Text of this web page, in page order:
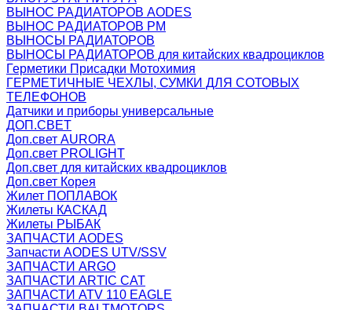
ВЫНОС РАДИАТОРОВ AODES
ВЫНОС РАДИАТОРОВ РМ
ВЫНОСЫ РАДИАТОРОВ
ВЫНОСЫ РАДИАТОРОВ для китайских квадроциклов
Герметики Присадки Мотохимия
ГЕРМЕТИЧНЫЕ ЧЕХЛЫ, СУМКИ ДЛЯ СОТОВЫХ
ТЕЛЕФОНОВ
Датчики и приборы универсальные
ДОП.СВЕТ
Доп.свет AURORA
Доп.свет PROLIGHT
Доп.свет для китайских квадроциклов
Доп.свет Корея
Жилет ПОПЛАВОК
Жилеты КАСКАД
Жилеты РЫБАК
ЗАПЧАСТИ AODES
Запчасти AODES UTV/SSV
ЗАПЧАСТИ ARGO
ЗАПЧАСТИ ARTIC CAT
ЗАПЧАСТИ ATV 110 EAGLE